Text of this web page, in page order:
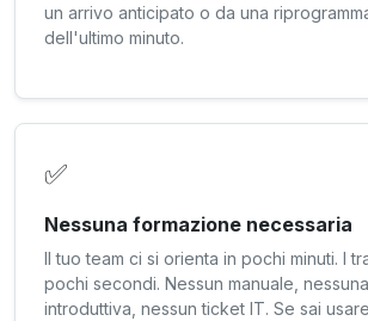
un arrivo anticipato o da una
dell'ultimo minuto.
✅
Nessuna formazione necessaria
Il tuo team ci si orienta in pochi minuti. I
pochi secondi. Nessun manuale,
introduttiva, nessun ticket IT. Se sai